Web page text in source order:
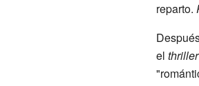
reparto.
el thriller